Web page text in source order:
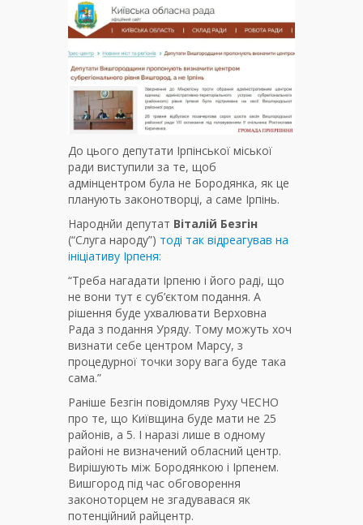
До цього депутати Ірпінської міської
ради виступили за те, щоб
адмінцентром була не Бородянка, як це
планують законотворці, а саме Ірпінь.
Народнйи депутат Віталій Безгін
(“Слуга народу”) тоді так відреагував на
ініціативу Ірпеня:
“Треба нагадати Ірпеню і його раді, що
не вони тут є суб’єктом подання. А
рішення буде ухвалювати Верховна
Рада з подання Уряду. Тому можуть хоч
визнати себе центром Марсу, з
процедурної точки зору вага буде така
сама.”
Раніше Безгін повідомляв Руху ЧЕСНО
про те, що Київщина буде мати не 25
районів, а 5. І наразі лише в одному
районі не визначений обласний центр.
Вирішують між Бородянкою і Ірпенем.
Вишгород під час обговорення
законоторцем не згадувавася як
потенційний райцентр.